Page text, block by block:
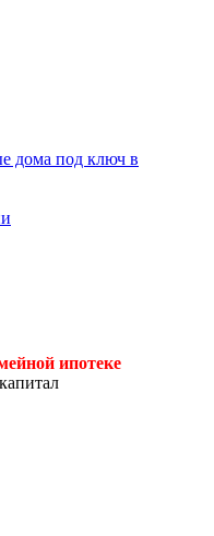
дома под ключ в
ипотеке